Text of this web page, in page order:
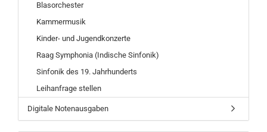
Blasorchester
Kammermusik
Kinder- und Jugendkonzerte
Raag Symphonia (Indische Sinfonik)
Sinfonik des 19. Jahrhunderts
Leihanfrage stellen
Digitale Notenausgaben